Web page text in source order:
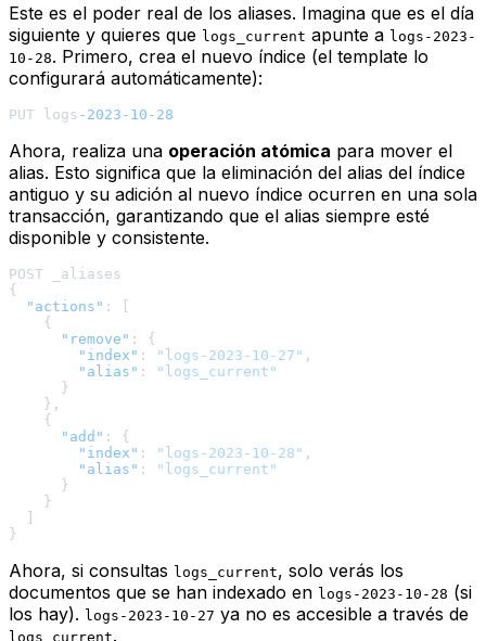
Este es el poder real de los aliases. Imagina que es el día
siguiente y quieres que logs_current apunte a logs-2023-
10-28. Primero, crea el nuevo índice (el template lo
configurará automáticamente):
PUT logs -2023 -10 -28
Ahora, realiza una operación atómica para mover el
alias. Esto significa que la eliminación del alias del índice
antiguo y su adición al nuevo índice ocurren en una sola
transacción, garantizando que el alias siempre esté
disponible y consistente.
{
"actions" :
{
"remove" :
{
"index" : "logs-2023-10-27" ,
"alias" :
"logs_current"
}
} ,
{
"add" :
{
"index" : "logs-2023-10-28" ,
"alias" :
"logs_current"
}
}
}
Ahora, si consultas logs_current, solo verás los
documentos que se han indexado en logs-2023-10-28 (si
los hay). logs-2023-10-27 ya no es accesible a través de
logs_current.